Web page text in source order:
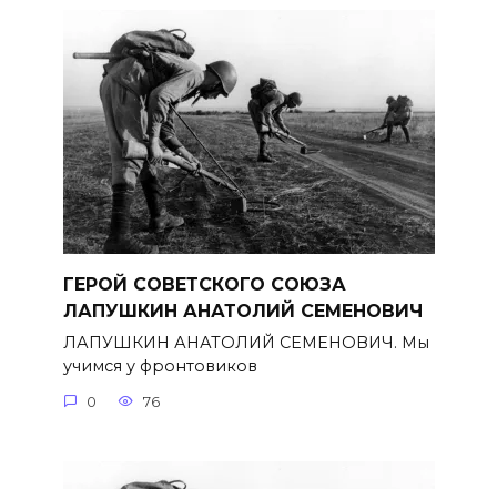
ГЕРОЙ СОВЕТСКОГО СОЮЗА
ЛАПУШКИН АНАТОЛИЙ СЕМЕНОВИЧ
ЛАПУШКИН АНАТОЛИЙ СЕМЕНОВИЧ. Мы
учимся у фронтовиков
0 76